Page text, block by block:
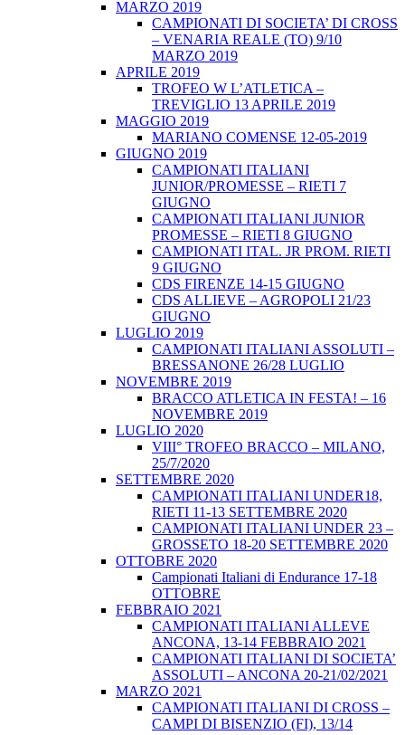
MARZO 2019
CAMPIONATI DI SOCIETA’ DI CROSS
– VENARIA REALE (TO) 9/10
MARZO 2019
APRILE 2019
TROFEO W L’ATLETICA –
TREVIGLIO 13 APRILE 2019
MAGGIO 2019
MARIANO COMENSE 12-05-2019
GIUGNO 2019
CAMPIONATI ITALIANI
JUNIOR/PROMESSE – RIETI 7
GIUGNO
CAMPIONATI ITALIANI JUNIOR
PROMESSE – RIETI 8 GIUGNO
CAMPIONATI ITAL. JR PROM. RIETI
9 GIUGNO
CDS FIRENZE 14-15 GIUGNO
CDS ALLIEVE – AGROPOLI 21/23
GIUGNO
LUGLIO 2019
CAMPIONATI ITALIANI ASSOLUTI –
BRESSANONE 26/28 LUGLIO
NOVEMBRE 2019
BRACCO ATLETICA IN FESTA! – 16
NOVEMBRE 2019
LUGLIO 2020
VIII° TROFEO BRACCO – MILANO,
25/7/2020
SETTEMBRE 2020
CAMPIONATI ITALIANI UNDER18,
RIETI 11-13 SETTEMBRE 2020
CAMPIONATI ITALIANI UNDER 23 –
GROSSETO 18-20 SETTEMBRE 2020
OTTOBRE 2020
Campionati Italiani di Endurance 17-18
OTTOBRE
FEBBRAIO 2021
CAMPIONATI ITALIANI ALLEVE
ANCONA, 13-14 FEBBRAIO 2021
CAMPIONATI ITALIANI DI SOCIETA’
ASSOLUTI – ANCONA 20-21/02/2021
MARZO 2021
CAMPIONATI ITALIANI DI CROSS –
CAMPI DI BISENZIO (FI), 13/14